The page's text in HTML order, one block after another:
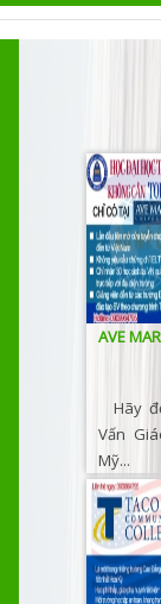
AVE
Hãy
Vấn
Mỹ...